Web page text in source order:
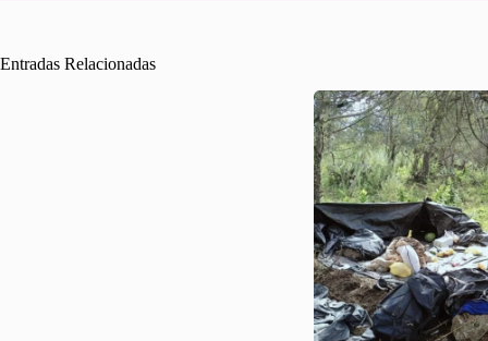
Entradas Relacionadas